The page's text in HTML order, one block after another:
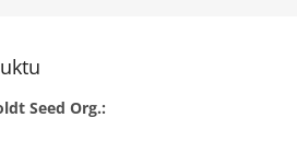
Seed Org.: